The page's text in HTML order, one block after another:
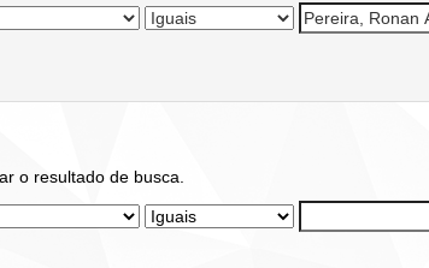
o resultado de busca.